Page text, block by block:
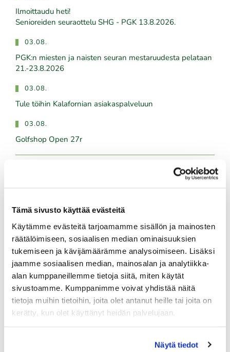
Tämä sivusto käyttää evästeitä
Käytämme evästeitä tarjoamamme sisällön ja mainosten
räätälöimiseen, sosiaalisen median ominaisuuksien
tukemiseen ja kävijämäärämme analysoimiseen. Lisäksi
jaamme sosiaalisen median, mainosalan ja analytiikka-
alan kumppaneillemme tietoja siitä, miten käytät
sivustoamme. Kumppanimme voivat yhdistää näitä
tietoja muihin tietoihin, joita olet antanut heille tai joita on
kerätty, kun olet käyttänyt heidän palvelujaan.
Näytä tiedot
Ilmoittaudu heti!
​​​​​​​Senioreiden seuraottelu SHG - PGK 13.8.2026.
03.08.
PGK:n miesten ja naisten seuran mestaruudesta pelataan
21.-23.8.2026
03.08.
Tule töihin Kalafornian asiakaspalveluun
03.08.
Golfshop Open 27r
08.08.
IKH Milwaukee Open
Green Card kurssi La 8.8. klo 10-14
10.08.
Green Card kurssi Ma 10.8. klo 17-21
10.08.